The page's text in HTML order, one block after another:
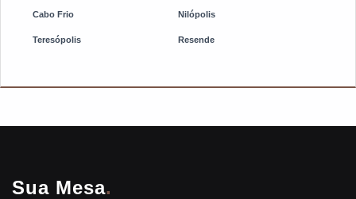
Cabo Frio Nilópolis
Teresópolis Resende
Sua Mesa.